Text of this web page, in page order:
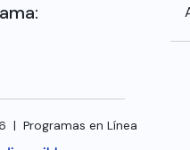
| Programas en Línea